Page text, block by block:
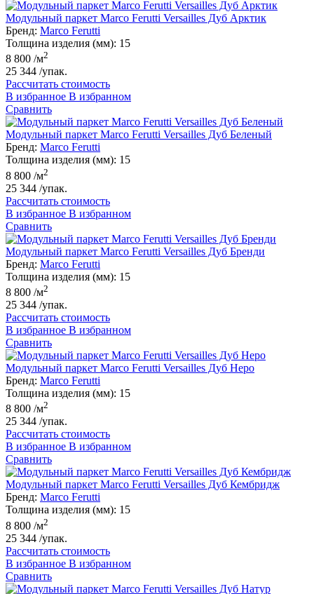
Модульный паркет Marco Ferutti Versailles Дуб Арктик
Бренд: Marco Ferutti
Толщина изделия (мм): 15
8 800 /м2
25 344 /упак.
Рассчитать стоимость
В избранное В избранном
Сравнить
Модульный паркет Marco Ferutti Versailles Дуб Беленый
Бренд: Marco Ferutti
Толщина изделия (мм): 15
8 800 /м2
25 344 /упак.
Рассчитать стоимость
В избранное В избранном
Сравнить
Модульный паркет Marco Ferutti Versailles Дуб Бренди
Бренд: Marco Ferutti
Толщина изделия (мм): 15
8 800 /м2
25 344 /упак.
Рассчитать стоимость
В избранное В избранном
Сравнить
Модульный паркет Marco Ferutti Versailles Дуб Неро
Бренд: Marco Ferutti
Толщина изделия (мм): 15
8 800 /м2
25 344 /упак.
Рассчитать стоимость
В избранное В избранном
Сравнить
Модульный паркет Marco Ferutti Versailles Дуб Кембридж
Бренд: Marco Ferutti
Толщина изделия (мм): 15
8 800 /м2
25 344 /упак.
Рассчитать стоимость
В избранное В избранном
Сравнить